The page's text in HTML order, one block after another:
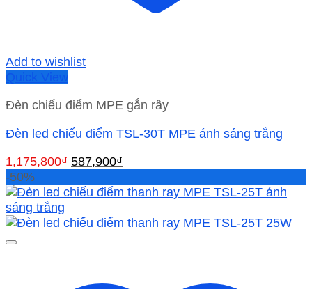
Add to wishlist
Quick View
Đèn chiếu điểm MPE gắn rây
Đèn led chiếu điểm TSL-30T MPE ánh sáng trắng
1,175,800₫ Giá
là:
587,900₫
tại
587,900₫.
-50%